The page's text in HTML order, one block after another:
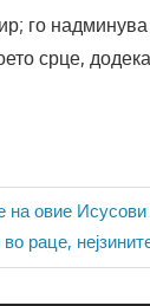
го
срце,
на овие
раце,